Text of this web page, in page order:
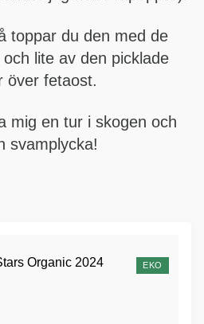
toppar du den med de
lite av den picklade
över fetaost.
mig en tur i skogen och
svamplycka!
EKO